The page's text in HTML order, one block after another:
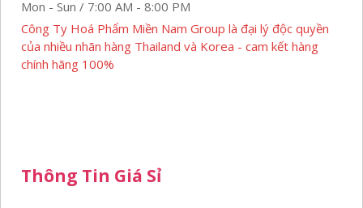
Mon - Sun / 7:00 AM - 8:00 PM
Công Ty Hoá Phẩm Miền Nam Group là đại lý độc quyền
của nhiều nhãn hàng Thailand và Korea - cam kết hàng
chính hãng 100%
Thông Tin Giá Sỉ